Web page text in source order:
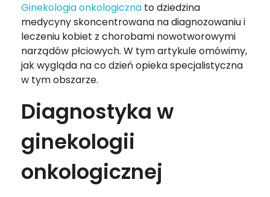
Ginekologia onkologiczna to dziedzina
medycyny skoncentrowana na diagnozowaniu i
leczeniu kobiet z chorobami nowotworowymi
narządów płciowych. W tym artykule omówimy,
jak wygląda na co dzień opieka specjalistyczna
w tym obszarze.
Diagnostyka w
ginekologii
onkologicznej